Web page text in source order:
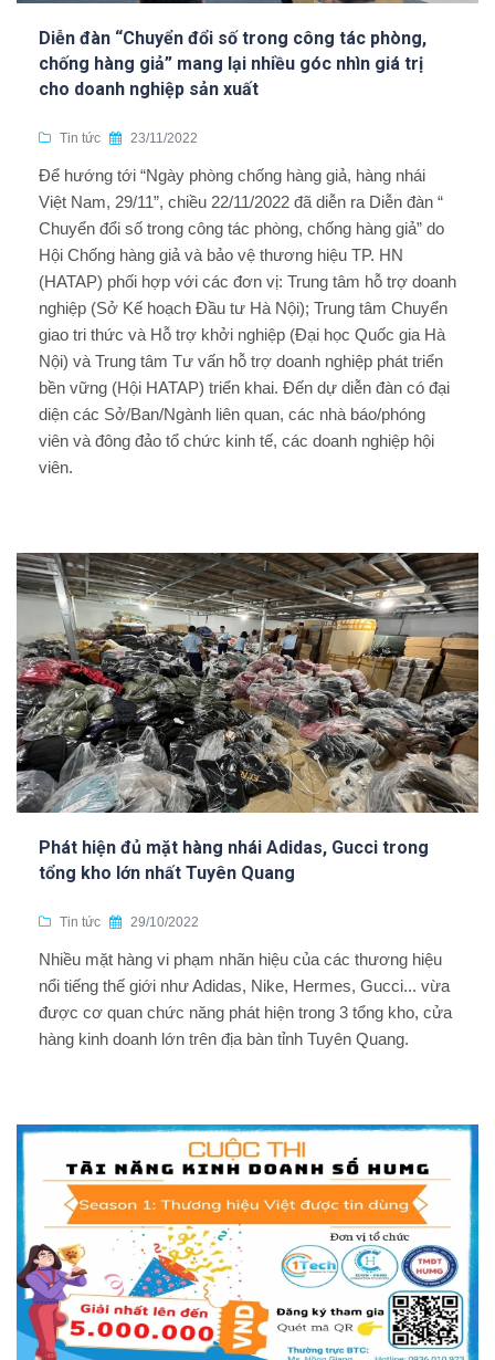
Diễn đàn “Chuyển đổi số trong công tác phòng,
chống hàng giả” mang lại nhiều góc nhìn giá trị
cho doanh nghiệp sản xuất
Tin tức 23/11/2022
Để hướng tới “Ngày phòng chống hàng giả, hàng nhái
Việt Nam, 29/11”, chiều 22/11/2022 đã diễn ra Diễn đàn “
Chuyển đổi số trong công tác phòng, chống hàng giả” do
Hội Chống hàng giả và bảo vệ thương hiệu TP. HN
(HATAP) phối hợp với các đơn vị: Trung tâm hỗ trợ doanh
nghiệp (Sở Kế hoạch Đầu tư Hà Nội); Trung tâm Chuyển
giao tri thức và Hỗ trợ khởi nghiệp (Đại học Quốc gia Hà
Nội) và Trung tâm Tư vấn hỗ trợ doanh nghiệp phát triển
bền vững (Hội HATAP) triển khai. Đến dự diễn đàn có đại
diện các Sở/Ban/Ngành liên quan, các nhà báo/phóng
viên và đông đảo tổ chức kinh tế, các doanh nghiệp hội
viên.
Phát hiện đủ mặt hàng nhái Adidas, Gucci trong
tổng kho lớn nhất Tuyên Quang
Tin tức 29/10/2022
Nhiều mặt hàng vi phạm nhãn hiệu của các thương hiệu
nổi tiếng thế giới như Adidas, Nike, Hermes, Gucci... vừa
được cơ quan chức năng phát hiện trong 3 tổng kho, cửa
hàng kinh doanh lớn trên địa bàn tỉnh Tuyên Quang.